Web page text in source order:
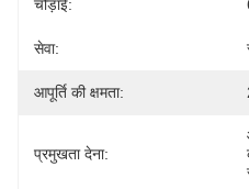
चौड़ाई:
सेवा:
आपूर्ति की क्षमता:
प्रमुखता देना: